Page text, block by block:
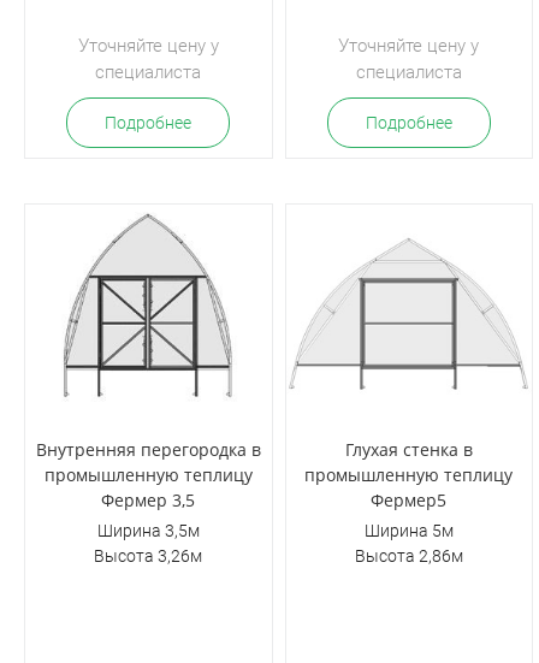
Уточняйте цену у
специалиста
Подробнее
Уточняйте цену у
специалиста
Подробнее
Внутренняя перегородка в
промышленную теплицу
Фермер 3,5
Ширина 3,5м
Высота 3,26м
Глухая стенка в
промышленную теплицу
Фермер5
Ширина 5м
Высота 2,86м